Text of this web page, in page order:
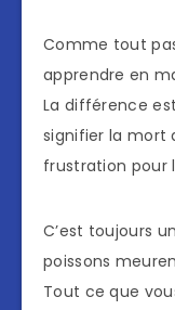
Comme tout
apprendre en
La différence
signifier la mort
frustration pour
C’est toujours
poissons
Tout ce que